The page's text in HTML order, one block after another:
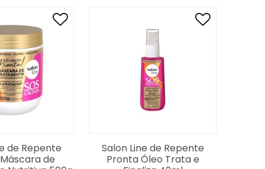
de Repente
de
Salon Line de Repente
Pronta Óleo Trata e